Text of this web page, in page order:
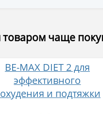
товаром чаще
BE-MAX DIET 2 для
эффективного
и подтяжки